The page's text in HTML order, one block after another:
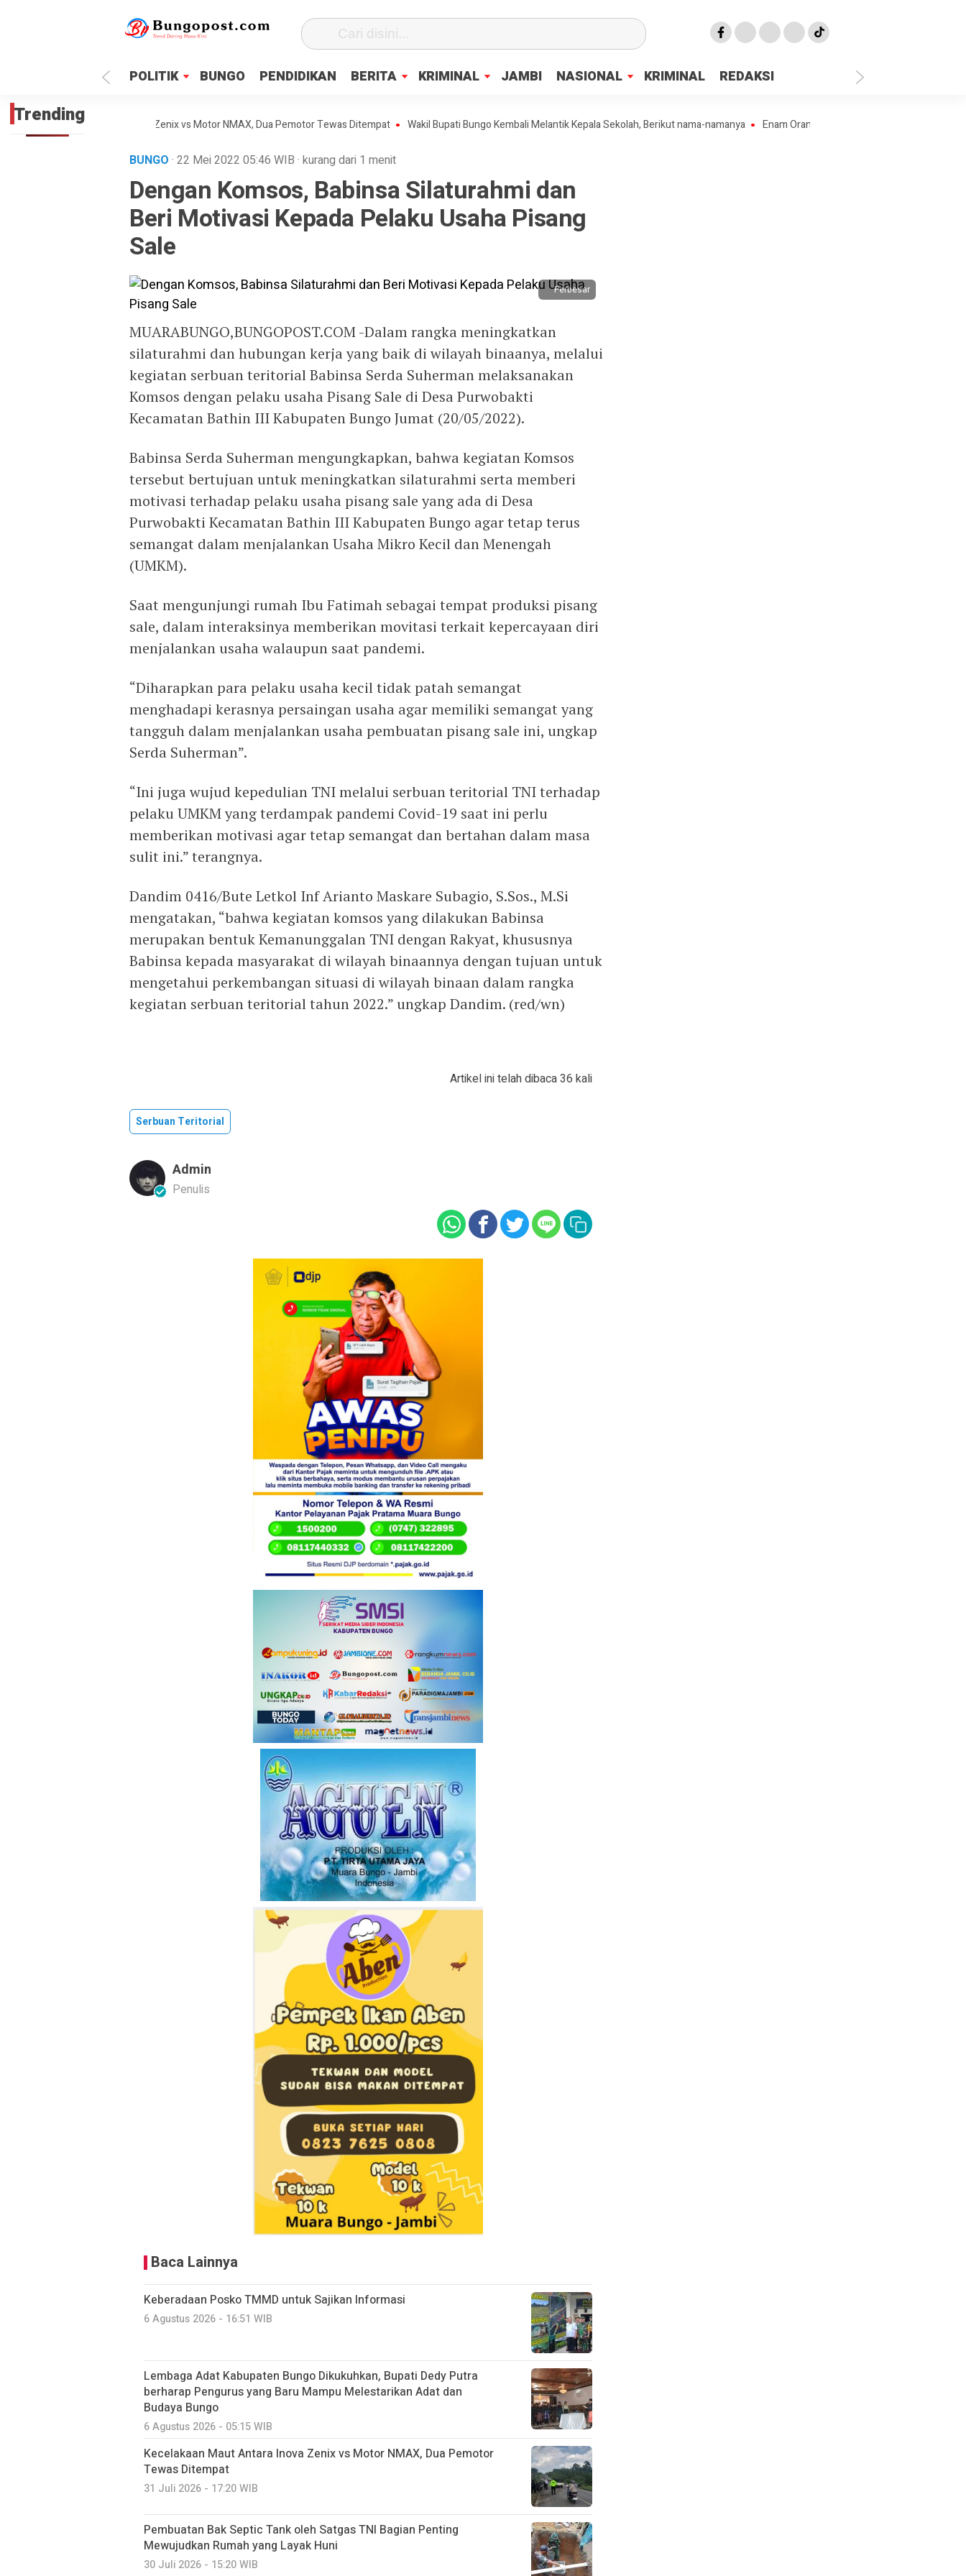
POLITIK BUNGO PENDIDIKAN BERITA KRIMINAL JAMBI NASIONAL KRIMINAL REDAKSI
Maut Antara Inova Zenix vs Motor NMAX, Dua Pemotor Tewas Ditempat Wakil Bupati Bungo Kembali Melantik Kepala Sekolah, Berikut nama-namanya Enam Orang Pekerja Penambang Ilegal “Lubang
Trending
BUNGO · 22 Mei 2022 05:46 WIB · kurang dari 1 menit
Dengan Komsos, Babinsa Silaturahmi dan
Beri Motivasi Kepada Pelaku Usaha Pisang
Sale
Perbesar
MUARABUNGO,BUNGOPOST.COM -Dalam rangka meningkatkan
silaturahmi dan hubungan kerja yang baik di wilayah binaanya, melalui
kegiatan serbuan teritorial Babinsa Serda Suherman melaksanakan
Komsos dengan pelaku usaha Pisang Sale di Desa Purwobakti
Kecamatan Bathin III Kabupaten Bungo Jumat (20/05/2022).
Babinsa Serda Suherman mengungkapkan, bahwa kegiatan Komsos
tersebut bertujuan untuk meningkatkan silaturahmi serta memberi
motivasi terhadap pelaku usaha pisang sale yang ada di Desa
Purwobakti Kecamatan Bathin III Kabupaten Bungo agar tetap terus
semangat dalam menjalankan Usaha Mikro Kecil dan Menengah
(UMKM).
Saat mengunjungi rumah Ibu Fatimah sebagai tempat produksi pisang
sale, dalam interaksinya memberikan movitasi terkait kepercayaan diri
menjalankan usaha walaupun saat pandemi.
“Diharapkan para pelaku usaha kecil tidak patah semangat
menghadapi kerasnya persaingan usaha agar memiliki semangat yang
tangguh dalam menjalankan usaha pembuatan pisang sale ini, ungkap
Serda Suherman”.
“Ini juga wujud kepedulian TNI melalui serbuan teritorial TNI terhadap
pelaku UMKM yang terdampak pandemi Covid-19 saat ini perlu
memberikan motivasi agar tetap semangat dan bertahan dalam masa
sulit ini.” terangnya.
Dandim 0416/Bute Letkol Inf Arianto Maskare Subagio, S.Sos., M.Si
mengatakan, “bahwa kegiatan komsos yang dilakukan Babinsa
merupakan bentuk Kemanunggalan TNI dengan Rakyat, khususnya
Babinsa kepada masyarakat di wilayah binaannya dengan tujuan untuk
mengetahui perkembangan situasi di wilayah binaan dalam rangka
kegiatan serbuan teritorial tahun 2022.” ungkap Dandim. (red/wn)
Artikel ini telah dibaca 36 kali
Serbuan Teritorial
Admin
Penulis
Baca Lainnya
Keberadaan Posko TMMD untuk Sajikan Informasi
6 Agustus 2026 - 16:51 WIB
Lembaga Adat Kabupaten Bungo Dikukuhkan, Bupati Dedy Putra
berharap Pengurus yang Baru Mampu Melestarikan Adat dan
Budaya Bungo
6 Agustus 2026 - 05:15 WIB
Kecelakaan Maut Antara Inova Zenix vs Motor NMAX, Dua Pemotor
Tewas Ditempat
31 Juli 2026 - 17:20 WIB
Pembuatan Bak Septic Tank oleh Satgas TNI Bagian Penting
Mewujudkan Rumah yang Layak Huni
30 Juli 2026 - 15:20 WIB